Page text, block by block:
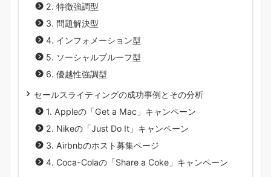
2. 特徴強調型
3. 問題解決型
4. インフォメーション型
5. ソーシャルプルーフ型
6. 優越性強調型
セールスライティングの成功事例とその分析
1. Appleの「Get a Mac」キャンペーン
2. Nikeの「Just Do It」キャンペーン
3. Airbnbのホスト募集ページ
4. Coca-Colaの「Share a Coke」キャンペーン